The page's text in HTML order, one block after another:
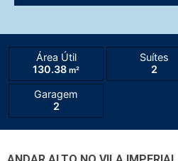
Área Útil
130.38 m²
Suítes
2
Garagem
2